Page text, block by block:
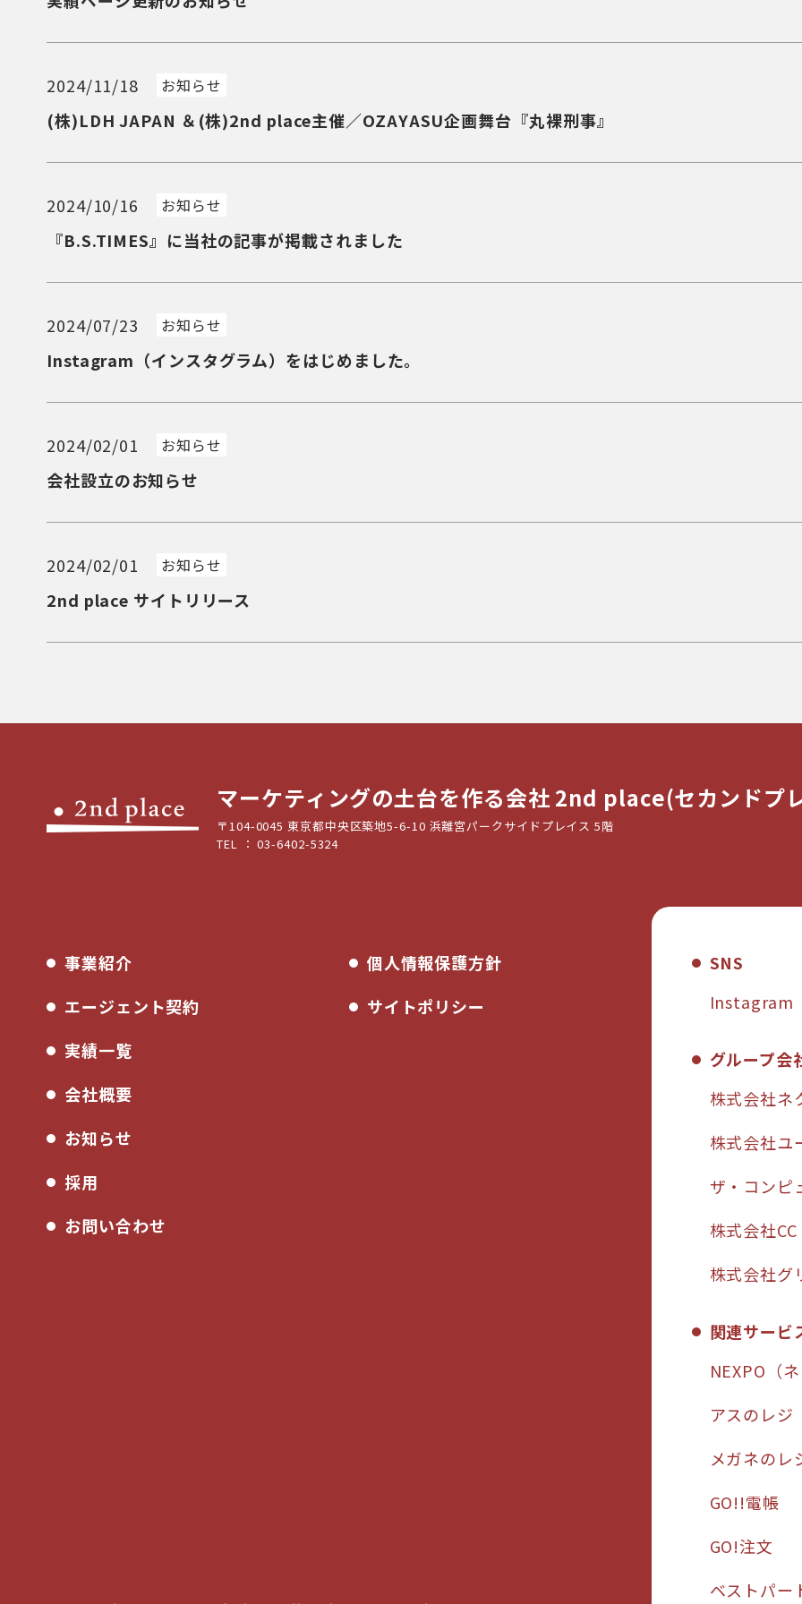
2024/11/18 お知らせ
(株)LDH JAPAN ＆(株)2nd place主催／OZAYASU企画舞台『丸裸刑事』
2024/10/16 お知らせ
『B.S.TIMES』に当社の記事が掲載されました
2024/07/23 お知らせ
Instagram（インスタグラム）をはじめました。
2024/02/01 お知らせ
会社設立のお知らせ
2024/02/01 お知らせ
2nd place サイトリリース
マーケティングの土台を作る会社 2nd place(セカンドプ
〒104-0045 東京都中央区築地5-6-10 浜離宮パークサイドプレイス 5階
TEL ： 03-6402-5324
事業紹介
エージェント契約
実績一覧
会社概要
お知らせ
採用
お問い合わせ
個人情報保護方針
サイトポリシー
SNS
Instagram
グループ会
株式会社ネ
株式会社ユ
ザ・コンピ
株式会社CC
株式会社グ
関連サービ
NEXPO（
アスのレジ
メガネのレ
GO!!電帳
GO!注文
ベストパー